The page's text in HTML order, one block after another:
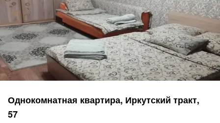
Однокомнатная квартира, Иркутский тракт,
57